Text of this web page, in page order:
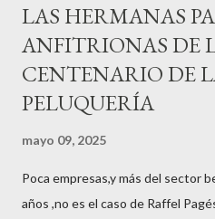
LAS HERMANAS
ANFITRIONAS DE
CENTENARIO DE
PELUQUERÍA
mayo 09, 2025
Poca empresas,y más del sector
años ,no es el caso de Raffel